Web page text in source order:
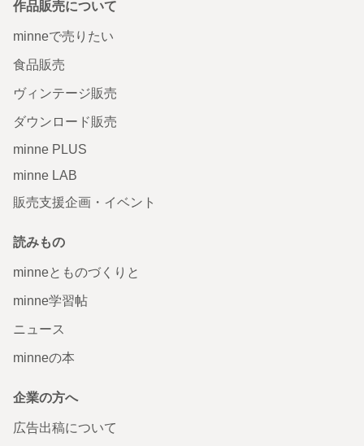
作品販売について
minneで売りたい
食品販売
ヴィンテージ販売
ダウンロード販売
minne PLUS
minne LAB
販売支援企画・イベント
読みもの
minneとものづくりと
minne学習帖
ニュース
minneの本
企業の方へ
広告出稿について